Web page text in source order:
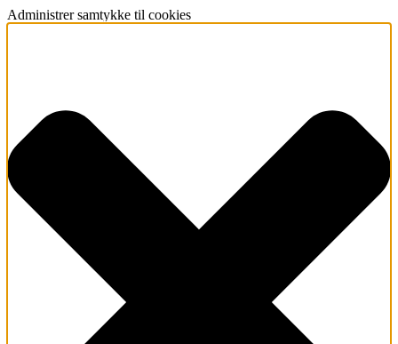
Administrer samtykke til cookies